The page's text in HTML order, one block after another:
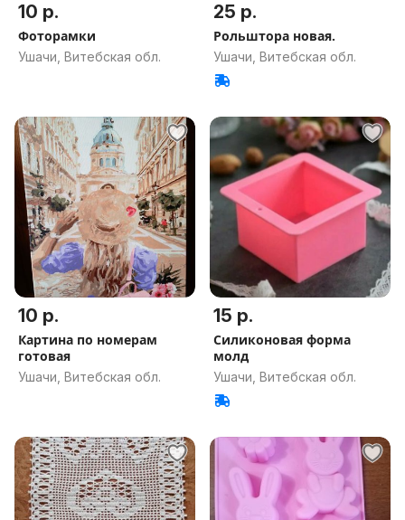
10 р.
Фоторамки
Ушачи, Витебская обл.
25 р.
Рольштора новая.
Ушачи, Витебская обл.
10 р.
Картина по номерам
готовая
Ушачи, Витебская обл.
15 р.
Силиконовая форма
молд
Ушачи, Витебская обл.